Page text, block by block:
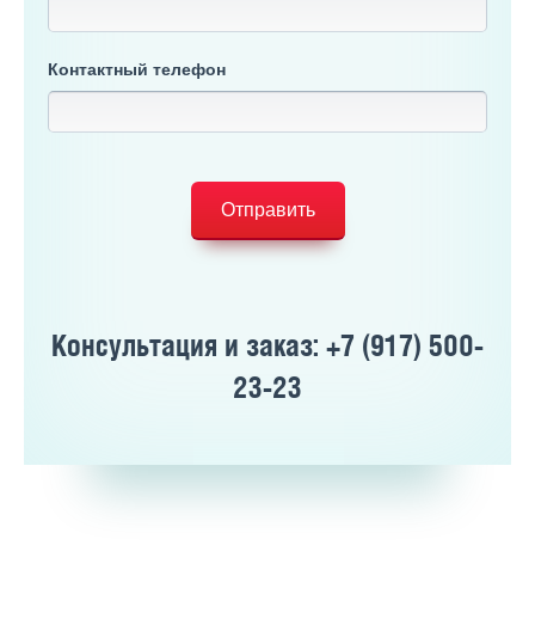
Контактный телефон
Отправить
Консультация и заказ: +7 (917) 500-
23-23